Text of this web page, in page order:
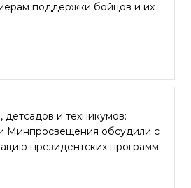
поддержки бойцов и их
и техникумов:
Минпросвещения обсудили с
президентских программ